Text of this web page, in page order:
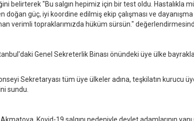
belirterek "Bu salgın hepimiz için bir test oldu. Hastalıkla
doğan güç, iyi koordine edilmiş ekip çalışması ve
verimli topraklarımızda hüküm sürsün."
Genel Sekreterlik Binası önündeki üye ülke
Sekretaryası tüm üye ülkeler adına, teşkilatın kurucu
sundu.
Kovid-19 salgını nedeniyle devlet adamlarının yanı